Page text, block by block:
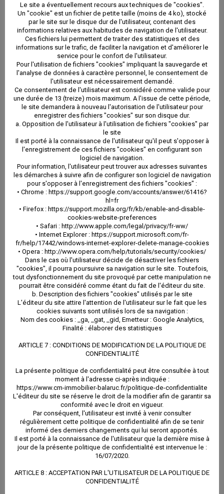
A. PRÉSENTATION DES DROITS DE L’UTILISATEUR
EN MATIÈRE DE COLLECTE ET TRAITEMENT DE
DONNÉES
a. Droit d’accès, de rectification et droit à l’effacement
L’utilisateur peut prendre connaissance, mettre à jour,
modifier ou demander la suppression des données le
concernant, en respectant la procédure ci-après
énoncée :
________
b. Droit à la portabilité des données
L’utilisateur a le droit de demander la portabilité de
ses données personnelles, détenues par le site, vers
un autre site, en se conformant à la procédure ci-après
Contacter le responsable de traitement des données
des données
L’utilisateur a le droit de demander la limitation ou de
s’opposer au traitement de ses données par le site,
sans que le site ne puisse refuser, sauf à démontrer
prévaloir sur les intérêts et les droits et libertés de
Le site a éventuellement recours aux techniques de "cookies".
Un "cookie" est un fichier de petite taille (moins de 4 ko), stocké
par le site sur le disque dur de l'utilisateur, contenant des
informations relatives aux habitudes de navigation de l'utilisateur.
Ces fichiers lui permettent de traiter des statistiques et des
informations sur le trafic, de faciliter la navigation et d'améliorer le
service pour le confort de l'utilisateur.
Pour l'utilisation de fichiers "cookies" impliquant la sauvegarde et
l'analyse de données à caractère personnel, le consentement de
l'utilisateur est nécessairement demandé.
Ce consentement de l'utilisateur est considéré comme valide pour
une durée de 13 (treize) mois maximum. A l'issue de cette période,
le site demandera à nouveau l'autorisation de l'utilisateur pour
enregistrer des fichiers "cookies" sur son disque dur.
a. Opposition de l'utilisateur à l'utilisation de fichiers "cookies" par
le site
Il est porté à la connaissance de l'utilisateur qu'il peut s'opposer à
l'enregistrement de ces fichiers "cookies" en configurant son
logiciel de navigation.
Pour information, l'utilisateur peut trouver aux adresses suivantes
les démarches à suivre afin de configurer son logiciel de navigation
pour s'opposer à l'enregistrement des fichiers "cookies" :
• Chrome : https://support.google.com/accounts/answer/61416?
hl=fr
• Firefox : https://support.mozilla.org/fr/kb/enable-and-disable-
cookies-website-preferences
• Safari : http://www.apple.com/legal/privacy/fr-ww/
• Internet Explorer : https://support.microsoft.com/fr-
fr/help/17442/windows-internet-explorer-delete-manage-cookies
• Opera : http://www.opera.com/help/tutorials/security/cookies/
Dans le cas où l'utilisateur décide de désactiver les fichiers
"cookies", il pourra poursuivre sa navigation sur le site. Toutefois,
tout dysfonctionnement du site provoqué par cette manipulation ne
pourrait être considéré comme étant du fait de l'éditeur du site.
b. Description des fichiers "cookies" utilisés par le site
L'éditeur du site attire l'attention de l'utilisateur sur le fait que les
cookies suivants sont utilisés lors de sa navigation :
Nom des cookies : _ga, _gat, _gid, Emetteur : Google Analytics,
Finalité : élaborer des statistiques
ARTICLE 7 : CONDITIONS DE MODIFICATION DE LA POLITIQUE DE
CONFIDENTIALITÉ
La présente politique de confidentialité peut être consultée à tout
moment à l'adresse ci-après indiquée :
https://www.cm-immobilier-balaruc.fr/politique-de-confidentialite
L'éditeur du site se réserve le droit de la modifier afin de garantir sa
conformité avec le droit en vigueur.
Par conséquent, l'utilisateur est invité à venir consulter
régulièrement cette politique de confidentialité afin de se tenir
informé des derniers changements qui lui seront apportés.
Il est porté à la connaissance de l'utilisateur que la dernière mise à
jour de la présente politique de confidentialité est intervenue le :
16/07/2020.
ARTICLE 8 : ACCEPTATION PAR L'UTILISATEUR DE LA POLITIQUE DE
CONFIDENTIALITÉ